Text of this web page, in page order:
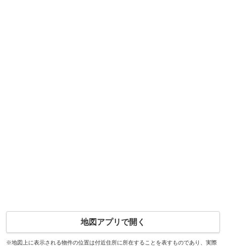
地図アプリで開く
※地図上に表示される物件の位置は付近住所に所在することを表すものであり、実際